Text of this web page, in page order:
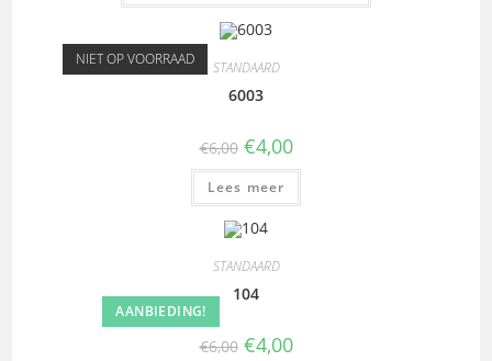
NIET OP VOORRAAD STANDAARD
6003
€6,00 €4,00
Lees meer
AANBIEDING!
STANDAARD
104
€6,00 €4,00